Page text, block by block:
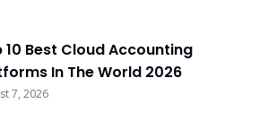
10 Best Cloud Accounting
In The World 2026
7, 2026